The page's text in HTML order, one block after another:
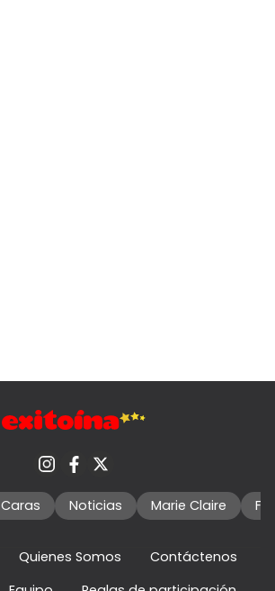
Caras Noticias Marie Claire
Quienes Somos
Contáctenos